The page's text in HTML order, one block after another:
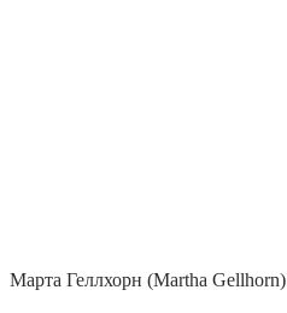
Марта Геллхорн (Martha Gellhorn)